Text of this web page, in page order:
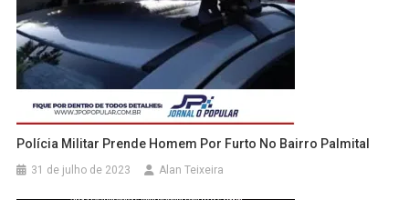
Polícia Militar Prende Homem Por Furto No Bairro Palmital
31 de julho de 2023 Alan Teixeira